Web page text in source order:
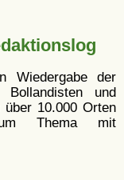
Wiedergabe der
und
10.000 Orten
Thema mit